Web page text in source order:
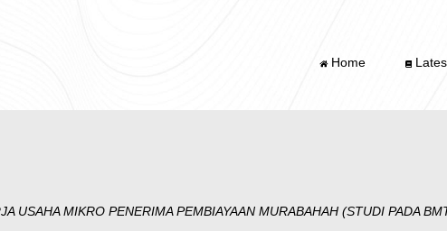
Home
USAHA MIKRO PENERIMA PEMBIAYAAN MURABAHAH (STUDI PADA